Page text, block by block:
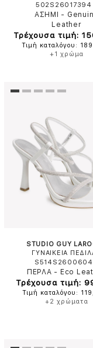
502S26017394
ΑΣΗΜΙ
-
Leather
Τρέχουσα τιμή:
Τιμή καταλόγου:
+1 χρώμα
STUDIO GUY
ΓΥΝΑΙΚΕΙΑ
S514S2600604
ΠΕΡΛΑ - Eco
Τρέχουσα τιμή:
Τιμή καταλόγου:
+2 χρώματα